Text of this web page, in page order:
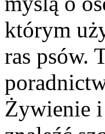
którym
ras psów.
Żywienie